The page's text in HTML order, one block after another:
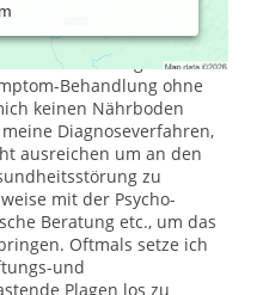
liegt in der
und Seele. Das
der Erkundung der
Behandlung ohne
keinen Nährboden
Diagnoseverfahren,
ausreichen um an den
zu
mit der Psycho-
Beratung etc., um das
Oftmals setze ich
und
Plagen los zu